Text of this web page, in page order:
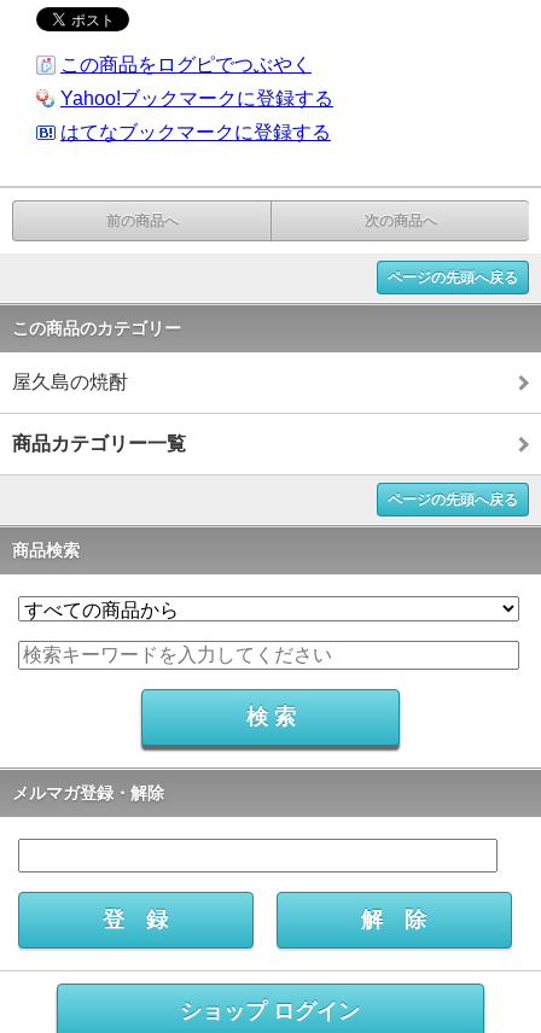
この商品をログピでつぶやく
Yahoo!ブックマークに登録する
はてなブックマークに登録する
前の商品へ 次の商品へ
ページの先頭へ戻る
この商品のカテゴリー
屋久島の焼酎
商品カテゴリー一覧
ページの先頭へ戻る
商品検索
メルマガ登録・解除
ショップ ログイン